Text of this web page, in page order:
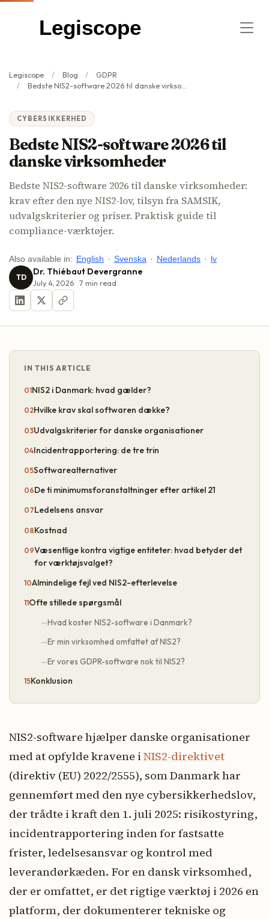
Legiscope
Legiscope Blog
GDPR
Bedste NIS2-software 2026 til danske virksomheder
CYBERSIKKERHED
Bedste NIS2-software 2026 til
danske virksomheder
Bedste NIS2-software 2026 til danske virksomheder:
krav efter den nye NIS2-lov, tilsyn fra SAMSIK,
udvalgskriterier og priser. Praktisk guide til
compliance-værktøjer.
Also available in: English · Svenska · Nederlands · lv
TD Dr. Thiébaut Devergranne
July 4, 2026 7 min read
IN THIS ARTICLE
NIS2 i Danmark: hvad gælder?
Hvilke krav skal softwaren dække?
Udvalgskriterier for danske organisationer
Incidentrapportering: de tre trin
Softwarealternativer
De ti minimumsforanstaltninger efter artikel 21
Ledelsens ansvar
Kostnad
Væsentlige kontra vigtige entiteter: hvad betyder det
for værktøjsvalget?
Almindelige fejl ved NIS2-efterlevelse
Ofte stillede spørgsmål
Hvad koster NIS2-software i Danmark?
Er min virksomhed omfattet af NIS2?
Er vores GDPR-software nok til NIS2?
Konklusion
NIS2-software hjælper danske organisationer
med at opfylde kravene iNIS2-direktivet
(direktiv (EU) 2022/2555), som Danmark har
gennemført med den nye cybersikkerhedslov,
der trådte i kraft den 1. juli 2025: risikostyring,
incidentrapportering inden for fastsatte
frister, ledelsesansvar og kontrol med
leverandørkæden. For en dansk virksomhed,
der er omfattet, er det rigtige værktøj i 2026 en
platform, der dokumenterer tekniske og